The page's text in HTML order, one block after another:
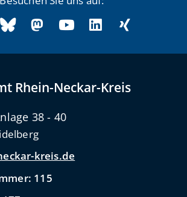
Rhein-Neckar-Kreis
38 - 40
kreis.de
115